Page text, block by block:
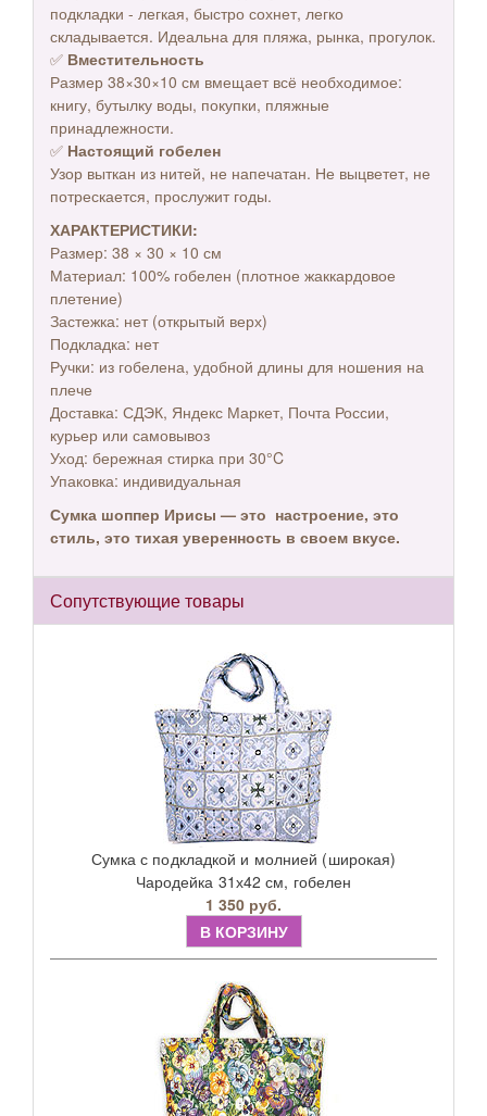
подкладки - легкая, быстро сохнет, легко
складывается. Идеальна для пляжа, рынка, прогулок.
✅ Вместительность
Размер 38×30×10 см вмещает всё необходимое:
книгу, бутылку воды, покупки, пляжные
принадлежности.
✅ Настоящий гобелен
Узор выткан из нитей, не напечатан. Не выцветет, не
потрескается, прослужит годы.
ХАРАКТЕРИСТИКИ:
Размер: 38 × 30 × 10 см
Материал: 100% гобелен (плотное жаккардовое
плетение)
Застежка: нет (открытый верх)
Подкладка: нет
Ручки: из гобелена, удобной длины для ношения на
плече
Доставка: СДЭК, Яндекс Маркет, Почта России,
курьер или самовывоз
Уход: бережная стирка при 30°C
Упаковка: индивидуальная
Сумка шоппер Ирисы — это настроение, это
стиль, это тихая уверенность в своем вкусе.
Сопутствующие товары
Сумка с подкладкой и молнией (широкая)
Чародейка 31х42 см, гобелен
1 350 руб.
В КОРЗИНУ